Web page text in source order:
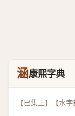
涵康熙字典
【巳集上】【水